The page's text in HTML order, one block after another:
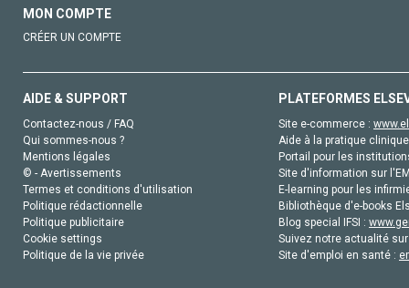
MON COMPTE
CRÉER UN COMPTE
AIDE & SUPPORT
Contactez-nous / FAQ
Qui sommes-nous ?
Mentions légales
© - Avertissements
Termes et conditions d'utilisation
Politique rédactionnelle
Politique publicitaire
Cookie settings
Politique de la vie privée
PLATEFORMES
Site e-commerce :
Aide à la pratique
Portail pour les
Site d'information sur
E-learning pour les
Bibliothèque d'e-books
Blog special IFSI :
Suivez notre actualité
Site d'emploi en santé :